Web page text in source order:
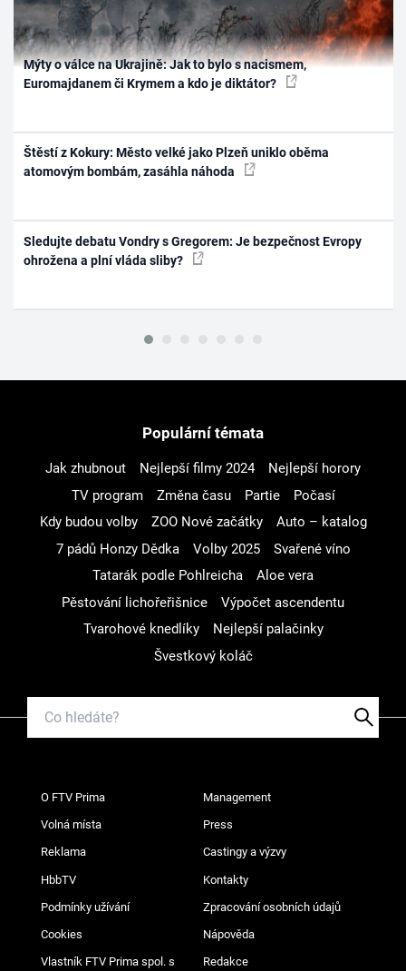
Mýty o válce na Ukrajině: Jak to bylo s nacismem,
Euromajdanem či Krymem a kdo je diktátor?
Štěstí z Kokury: Město velké jako Plzeň uniklo oběma
atomovým bombám, zasáhla náhoda
Sledujte debatu Vondry s Gregorem: Je bezpečnost Evropy
ohrožena a plní vláda sliby?
Populární témata
Jak zhubnout Nejlepší filmy 2024
Nejlepší horory
TV program
Změna času Partie
Počasí
Kdy budou volby
ZOO Nové začátky
Auto – katalog
7 pádů Honzy Dědka
Volby 2025
Svařené víno
Tatarák podle Pohlreicha
Aloe vera
Pěstování lichořeřišnice
Výpočet ascendentu
Tvarohové knedlíky
Nejlepší palačinky
Švestkový koláč
O FTV Prima Management
Volná místa Press
Reklama Castingy a výzvy
HbbTV Kontakty
Podmínky užívání Zpracování osobních údajů
Cookies Nápověda
Vlastník FTV Prima spol. s Redakce